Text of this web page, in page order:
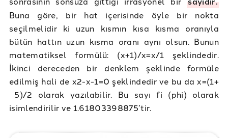
Buna göre, bir hat içerisinde öyle bir nokta
seçilmelidir ki uzun kısmın kısa kısma oranıyla
bütün hattın uzun kısma oranı aynı olsun. Bunun
matematiksel formülü: (x+1)/x=x/1 şeklindedir.
İkinci dereceden bir denklem şeklinde formüle
edilmiş hali de x2-x-1=0 şeklindedir ve bu da x=(1+
√5)/2 olarak yazılabilir. Bu sayı fi (phi) olarak
isimlendirilir ve 1.61803398875’tir.